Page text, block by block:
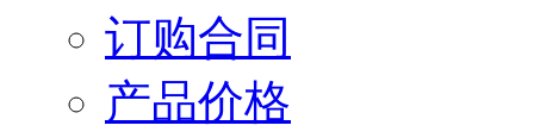
订购合同
产品价格